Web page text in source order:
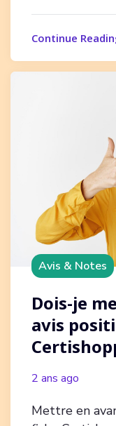
Continue
Avis & Notes
Dois-je
avis
2 ans ago
Mettre en